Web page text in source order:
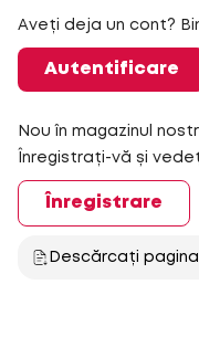
Aveți deja un cont?
Autentificare
Nou în magazinul
Înregistrați-vă și
Înregistrare
Descărcați